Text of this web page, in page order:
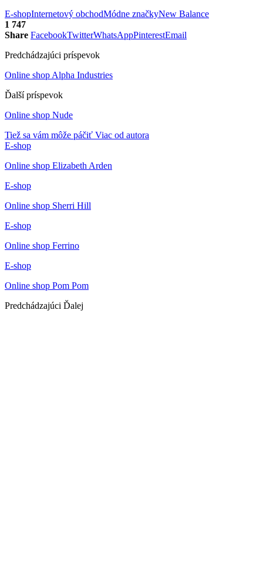
E-shopInternetový obchodMódne značkyNew Balance
1 747
Share FacebookTwitterWhatsAppPinterestEmail
Predchádzajúci príspevok
Online shop Alpha Industries
Ďalší príspevok
Online shop Nude
Tiež sa vám môže páčiť Viac od autora
E-shop
Online shop Elizabeth Arden
E-shop
Online shop Sherri Hill
E-shop
Online shop Ferrino
E-shop
Online shop Pom Pom
Predchádzajúci Ďalej